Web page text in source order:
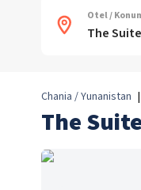
Otel /
Chania / Yunanistan |
The